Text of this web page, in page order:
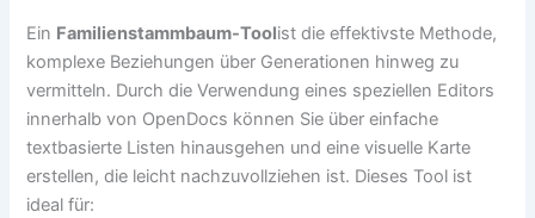
Ein Familienstammbaum-Toolist die effektivste Methode,
komplexe Beziehungen über Generationen hinweg zu
vermitteln. Durch die Verwendung eines speziellen Editors
innerhalb von OpenDocs können Sie über einfache
textbasierte Listen hinausgehen und eine visuelle Karte
erstellen, die leicht nachzuvollziehen ist. Dieses Tool ist
ideal für: